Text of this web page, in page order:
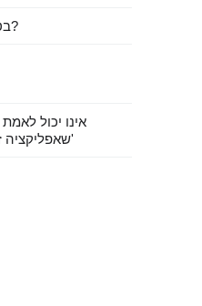
האם Lookmovie.io בטוח?
שאפליקציה זו נקייה מתוכנות זדוניות'